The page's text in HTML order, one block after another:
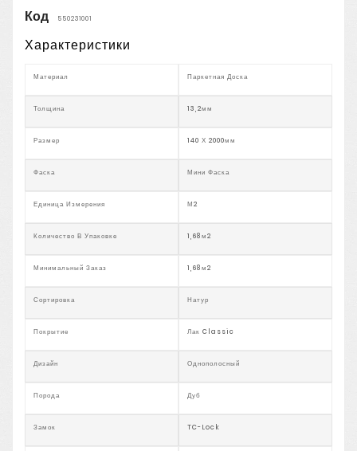
Код 550231001
Характеристики
Материал Паркетная Доска
Толщина 13,2мм
Размер 140 Х 2000мм
Фаска Мини Фаска
Единица Измерения М2
Количество В Упаковке 1,68м2
Минимальный Заказ 1,68м2
Сортировка Натур
Покрытие Лак Classic
Дизайн Однополосный
Порода Дуб
Замок TC-Lock